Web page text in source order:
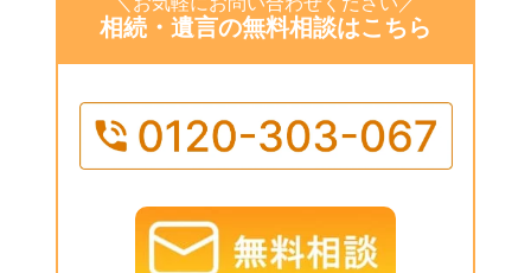
相続・遺言の無料相談はこちら